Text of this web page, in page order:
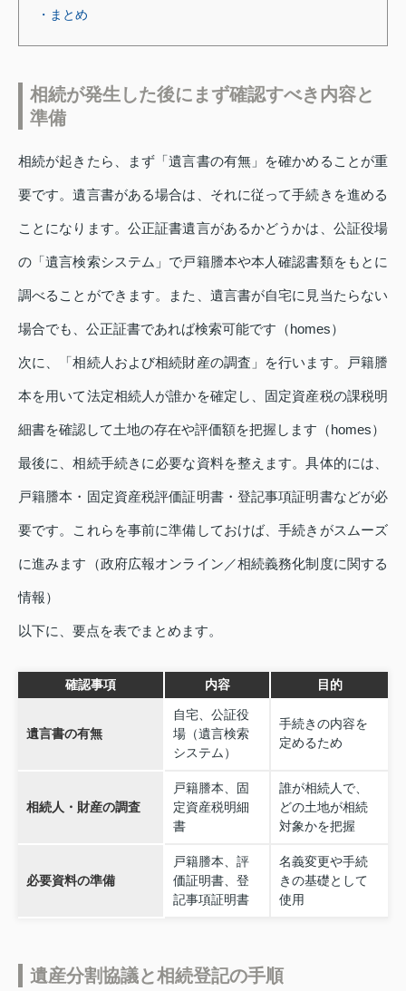
・まとめ
相続が発生した後にまず確認すべき内容と
準備
相続が起きたら、まず「遺言書の有無」を確かめることが重
要です。遺言書がある場合は、それに従って手続きを進める
ことになります。公正証書遺言があるかどうかは、公証役場
の「遺言検索システム」で戸籍謄本や本人確認書類をもとに
調べることができます。また、遺言書が自宅に見当たらない
場合でも、公正証書であれば検索可能です（homes）
次に、「相続人および相続財産の調査」を行います。戸籍謄
本を用いて法定相続人が誰かを確定し、固定資産税の課税明
細書を確認して土地の存在や評価額を把握します（homes）
最後に、相続手続きに必要な資料を整えます。具体的には、
戸籍謄本・固定資産税評価証明書・登記事項証明書などが必
要です。これらを事前に準備しておけば、手続きがスムーズ
に進みます（政府広報オンライン／相続義務化制度に関する
情報）
以下に、要点を表でまとめます。
確認事項 内容 目的
遺言書の有無
自宅、公証役
場（遺言検索
システム）
手続きの内容を
定めるため
相続人・財産の調査
戸籍謄本、固
定資産税明細
書
誰が相続人で、
どの土地が相続
対象かを把握
必要資料の準備
戸籍謄本、評
価証明書、登
記事項証明書
名義変更や手続
きの基礎として
使用
遺産分割協議と相続登記の手順